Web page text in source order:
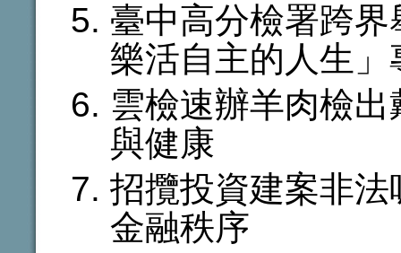
臺中高分檢署跨
樂活自主的人生」
雲檢速辦羊肉檢
與健康
招攬投資建案非
金融秩序